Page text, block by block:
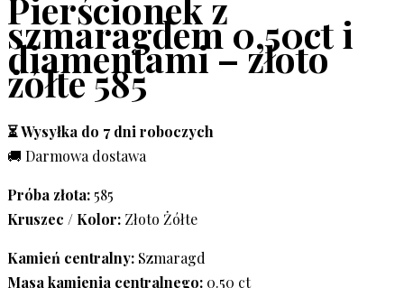
szmaragdem 0,50ct i
diamentami – złoto
żółte 585
⏳ Wysyłka do 7 dni roboczych
🚚 Darmowa dostawa
Próba złota: 585
Kruszec / Kolor: Złoto Żółte
Kamień centralny: Szmaragd
Masa kamienia centralnego: 0.50 ct